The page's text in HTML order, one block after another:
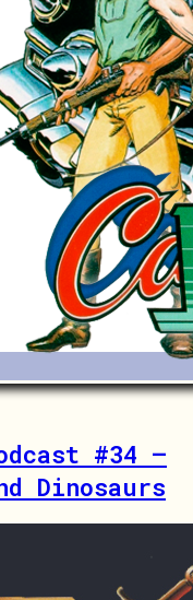
#34 –
Dinosaurs